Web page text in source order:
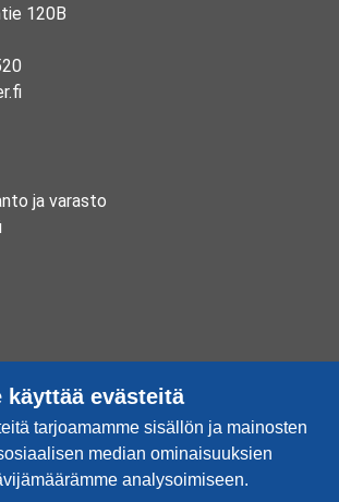
120B
ja varasto
käyttää evästeitä
tarjoamamme sisällön ja mainosten
median ominaisuuksien
analysoimiseen.